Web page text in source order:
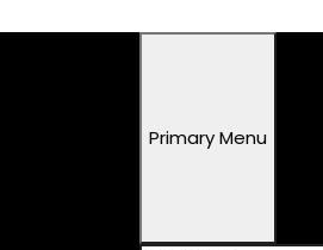
Primary Menu